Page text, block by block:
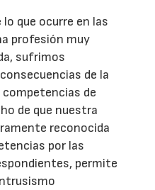
que ocurre en las
profesión muy
sufrimos
de la
competencias de
de que nuestra
reconocida
por las
permite